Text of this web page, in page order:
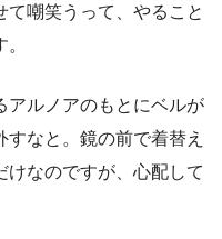
嘲笑うって、やること
アルノアのもとにベルが
なと。鏡の前で着替え
けなのですが、心配して